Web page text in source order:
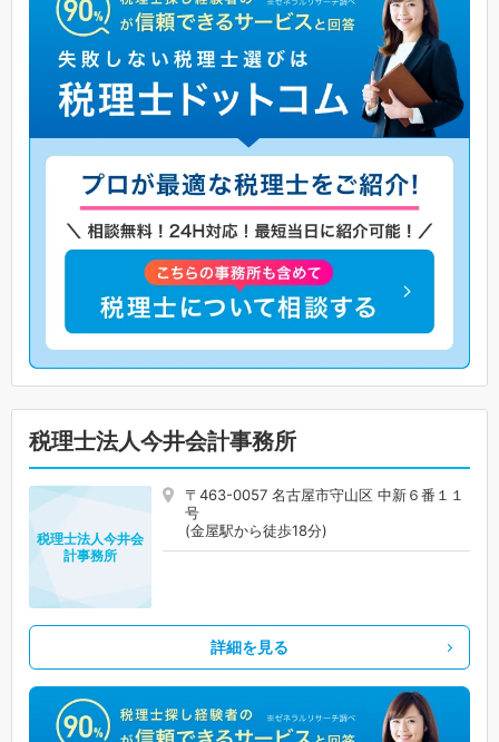
税理士法人今井会計事務所
〒463-0057 名古屋市守山区 中新６番１１
号
(金屋駅から徒歩18分)
税理士法人今井会
計事務所
詳細を見る